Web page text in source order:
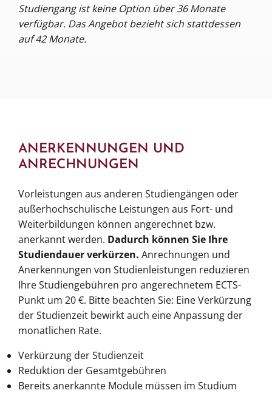
Studiengang ist keine Option über 36 Monate
verfügbar. Das Angebot bezieht sich stattdessen
auf 42 Monate.
ANERKENNUNGEN UND
ANRECHNUNGEN
Vorleistungen aus anderen Studiengängen oder
außerhochschulische Leistungen aus Fort- und
Weiterbildungen können angerechnet bzw.
anerkannt werden. Dadurch können Sie Ihre
Studiendauer verkürzen. Anrechnungen und
Anerkennungen von Studienleistungen reduzieren
Ihre Studiengebühren pro angerechnetem ECTS-
Punkt um 20 €. Bitte beachten Sie: Eine Verkürzung
der Studienzeit bewirkt auch eine Anpassung der
monatlichen Rate.
Verkürzung der Studienzeit
Reduktion der Gesamtgebühren
Bereits anerkannte Module müssen im Studium